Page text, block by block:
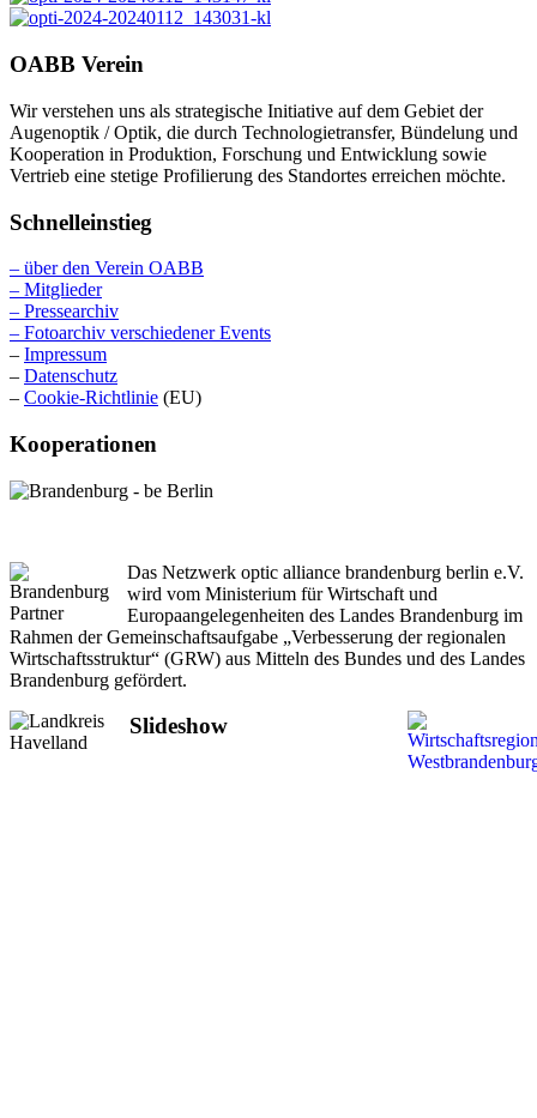
OABB Verein
Wir verstehen uns als strategische Initiative auf dem Gebiet der
Augenoptik / Optik, die durch Technologietransfer, Bündelung und
Kooperation in Produktion, Forschung und Entwicklung sowie
Vertrieb eine stetige Profilierung des Standortes erreichen möchte.
Schnelleinstieg
– über den Verein OABB
– Mitglieder
– Pressearchiv
– Fotoarchiv verschiedener Events
– Impressum
– Datenschutz
– Cookie-Richtlinie (EU)
Kooperationen
Das Netzwerk optic alliance brandenburg berlin e.V.
wird vom Ministerium für Wirtschaft und
Europaangelegenheiten des Landes Brandenburg im
Rahmen der Gemeinschaftsaufgabe „Verbesserung der regionalen
Wirtschaftsstruktur“ (GRW) aus Mitteln des Bundes und des Landes
Brandenburg gefördert.
Slideshow